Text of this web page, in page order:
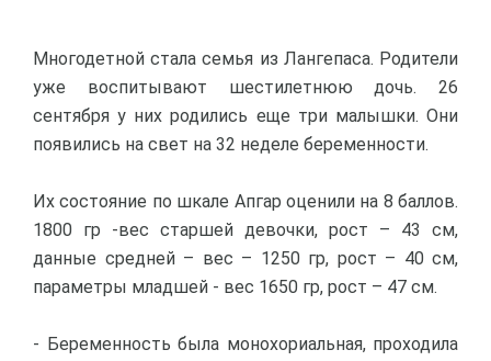
Многодетной стала семья из Лангепаса. Родители
уже воспитывают шестилетнюю дочь. 26
сентября у них родились еще три малышки. Они
появились на свет на 32 неделе беременности.
Их состояние по шкале Апгар оценили на 8 баллов.
1800 гр -вес старшей девочки, рост – 43 см,
данные средней – вес – 1250 гр, рост – 40 см,
параметры младшей - вес 1650 гр, рост – 47 см.
- Беременность была монохориальная, проходила